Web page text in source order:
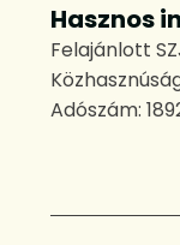
Hasznos
Felajánlott
Adószám: